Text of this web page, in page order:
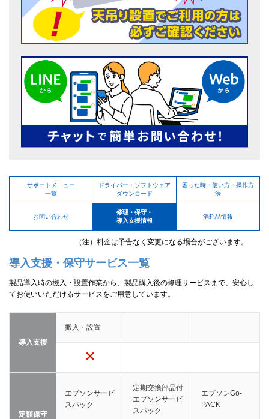
サポートメニュー
一覧
ドライバー・ソフトウェア
ダウンロード
困った時・使い方・操作方
法
お問い合わせ
修理・保守・
導入支援情報
消耗品情報
（注）料金は予告なく変更になる場合がございます。
導入支援・保守サービス一覧
製品導入時の搬入・設置作業から、製品購入後の修理サービスまで、安心し
てお使いいただけるサービスをご用意しています。
導入支援
搬入・設置
定額保守
エプソンサービ
スパック
定期交換部品付
エプソンサービ
スパック
エプソンGo-
PACK